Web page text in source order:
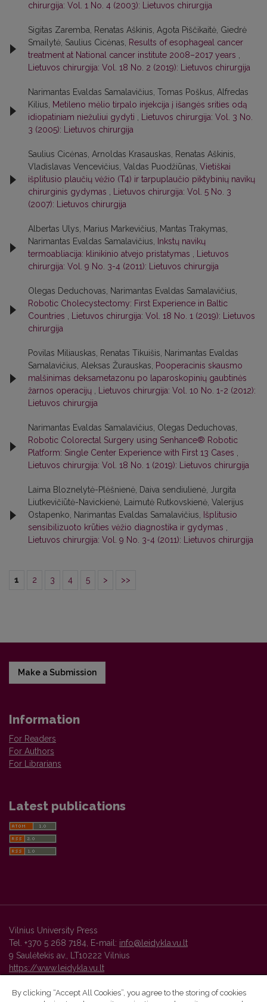
chirurgija: Vol. 1 No. 4 (2003): Lietuvos chirurgija
Sigitas Zaremba, Renatas Aškinis, Agota Piščikaitė, Giedrė
Smailytė, Saulius Cicėnas,
Results of esophageal cancer
treatment at National cancer institute 2008–2017 years
Lietuvos chirurgija: Vol. 18 No. 2 (2019): Lietuvos chirurgija
Narimantas Evaldas Samalavičius, Tomas Poškus, Alfredas
Kilius,
Metileno mėlio tirpalo injekcija į išangės srities odą
idiopatiniam niežuliui gydyti
Lietuvos chirurgija: Vol. 3 No.
3 (2005): Lietuvos chirurgija
Saulius Cicėnas, Arnoldas Krasauskas, Renatas Aškinis,
Vladislavas Vencevičius, Valdas Puodžiūnas, Vietiškai
išplitusio plaučių vėžio (T4) ir tarpuplaučio piktybinių navikų
chirurginis gydymas
Lietuvos chirurgija: Vol. 5 No. 3
(2007): Lietuvos chirurgija
Albertas Ulys, Marius Markevičius, Mantas Trakymas,
Narimantas Evaldas Samalavičius,
Inkstų navikų
termoabliacija: klinikinio atvejo pristatymas
Lietuvos
chirurgija: Vol. 9 No. 3-4 (2011): Lietuvos chirurgija
Olegas Deduchovas, Narimantas Evaldas Samalavičius,
Robotic Cholecystectomy: First Experience in Baltic
Countries
Lietuvos chirurgija: Vol. 18 No. 1 (2019): Lietuvos
chirurgija
Povilas Miliauskas, Renatas Tikuišis, Narimantas Evaldas
Samalavičius, Aleksas Žurauskas,
Pooperacinis skausmo
malšinimas deksametazonu po laparoskopinių gaubtinės
žarnos operacijų
Lietuvos chirurgija: Vol. 10 No. 1-2 (2012):
Lietuvos chirurgija
Narimantas Evaldas Samalavičius, Olegas Deduchovas,
Robotic Colorectal Surgery using Senhance® Robotic
Platform: Single Center Experience with First 13 Cases
Lietuvos chirurgija: Vol. 18 No. 1 (2019): Lietuvos chirurgija
Laima Bloznelytė-Plėšnienė, Daiva sendiulienė, Jurgita
Liutkevičiūtė-Navickienė, Laimutė Rutkovskienė, Valerijus
Ostapenko, Narimantas Evaldas Samalavičius,
Išplitusio
sensibilizuoto krūties vėžio diagnostika ir gydymas
Lietuvos chirurgija: Vol. 9 No. 3-4 (2011): Lietuvos chirurgija
1 2 3 4 5 > >>
Make a Submission
Information
For Readers
For Authors
For Librarians
Latest publications
Vilnius University Press
Tel. +370 5 268 7184, E-mail: info@leidykla.vu.lt
9 Saulėtekis av., LT10222 Vilnius
https://www.leidykla.vu.lt
By clicking “Accept All Cookies”, you agree to the storing of cookies